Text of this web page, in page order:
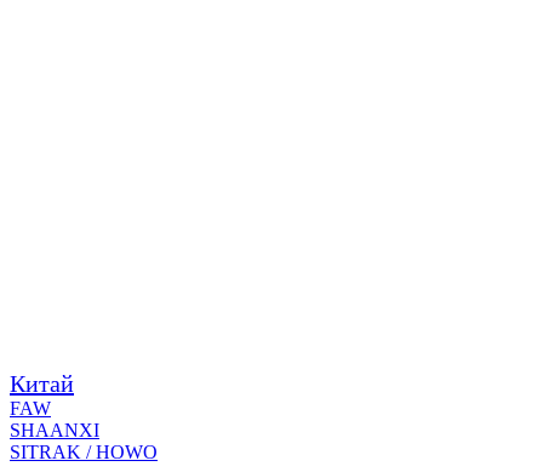
Китай
FAW
SHAANXI
SITRAK / HOWO